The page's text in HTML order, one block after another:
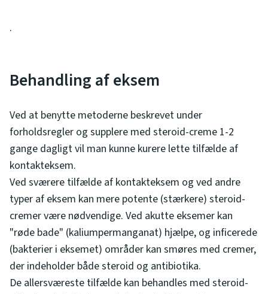
.
Behandling af eksem
Ved at benytte metoderne beskrevet under
forholdsregler og supplere med steroid-creme 1-2
gange dagligt vil man kunne kurere lette tilfælde af
kontakteksem.
Ved sværere tilfælde af kontakteksem og ved andre
typer af eksem kan mere potente (stærkere) steroid-
cremer være nødvendige. Ved akutte eksemer kan
"røde bade" (kaliumpermanganat) hjælpe, og inficerede
(bakterier i eksemet) områder kan smøres med cremer,
der indeholder både steroid og antibiotika.
De allersværeste tilfælde kan behandles med steroid-